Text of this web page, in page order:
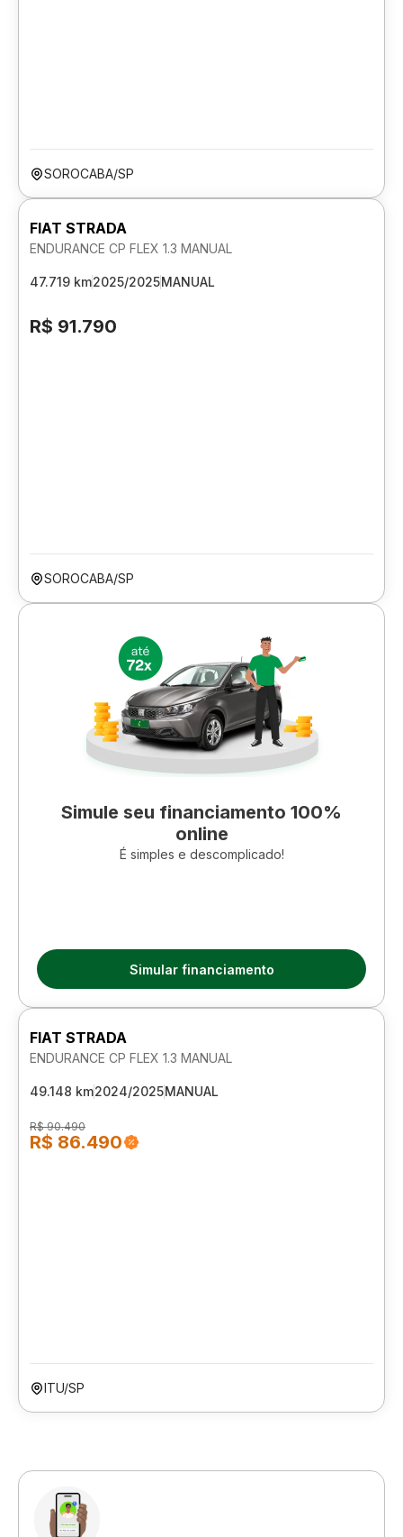
SOROCABA/SP
FIAT STRADA
ENDURANCE CP FLEX 1.3 MANUAL
47.719 km2025/2025MANUAL
R$ 91.790
SOROCABA/SP
Simule seu financiamento 100%
online
É simples e descomplicado!
Simular financiamento
FIAT STRADA
ENDURANCE CP FLEX 1.3 MANUAL
49.148 km2024/2025MANUAL
R$ 90.490
R$ 86.490
ITU/SP